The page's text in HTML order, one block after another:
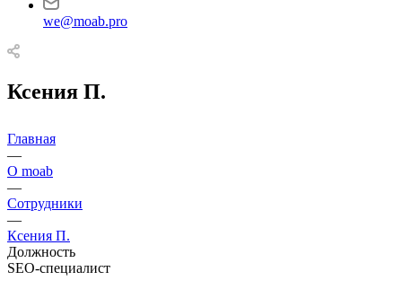
we@moab.pro
Ксения П.
Главная
—
О moab
—
Сотрудники
—
Ксения П.
Должность
SEO-специалист